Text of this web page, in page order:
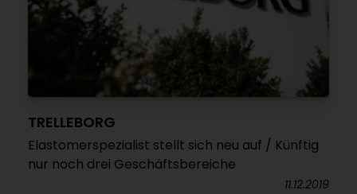
TRELLEBORG
Elastomerspezialist stellt sich neu auf / Künftig
nur noch drei Geschäftsbereiche
11.12.2019